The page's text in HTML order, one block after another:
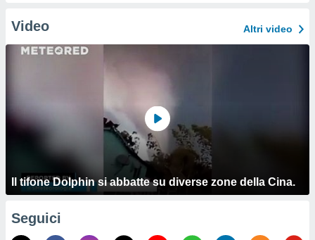
Video Altri video
Il tifone Dolphin si abbatte su diverse zone della Cina.
Seguici